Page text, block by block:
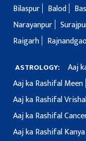
Bilaspur
Balod
Narayanpur
Raigarh
ASTROLOGY:
Aaj
Aaj ka Rashifal Meen
Aaj ka Rashifal
Aaj ka Rashifal
Aaj ka Rashifal Kanya